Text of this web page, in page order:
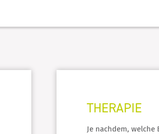
THERAPIE
Je nachdem,